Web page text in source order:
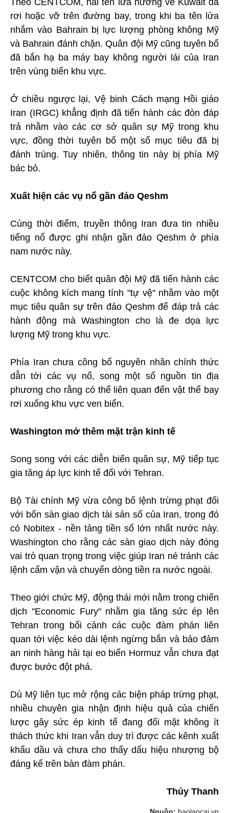
rơi hoặc vỡ trên đường bay, trong khi ba tên lửa
nhắm vào Bahrain bị lực lượng phòng không Mỹ
và Bahrain đánh chặn. Quân đội Mỹ cũng tuyên bố
đã bắn hạ ba máy bay không người lái của Iran
trên vùng biển khu vực.
Ở chiều ngược lại, Vệ binh Cách mạng Hồi giáo
Iran (IRGC) khẳng định đã tiến hành các đòn đáp
trả nhằm vào các cơ sở quân sự Mỹ trong khu
vực, đồng thời tuyên bố một số mục tiêu đã bị
đánh trúng. Tuy nhiên, thông tin này bị phía Mỹ
bác bỏ.
Xuất hiện các vụ nổ gần đảo Qeshm
Cùng thời điểm, truyền thông Iran đưa tin nhiều
tiếng nổ được ghi nhận gần đảo Qeshm ở phía
nam nước này.
CENTCOM cho biết quân đội Mỹ đã tiến hành các
cuộc không kích mang tính "tự vệ" nhằm vào một
mục tiêu quân sự trên đảo Qeshm để đáp trả các
hành động mà Washington cho là đe dọa lực
lượng Mỹ trong khu vực.
Phía Iran chưa công bố nguyên nhân chính thức
dẫn tới các vụ nổ, song một số nguồn tin địa
phương cho rằng có thể liên quan đến vật thể bay
rơi xuống khu vực ven biển.
Washington mở thêm mặt trận kinh tế
Song song với các diễn biến quân sự, Mỹ tiếp tục
gia tăng áp lực kinh tế đối với Tehran.
Bộ Tài chính Mỹ vừa công bố lệnh trừng phạt đối
với bốn sàn giao dịch tài sản số của Iran, trong đó
có Nobitex - nền tảng tiền số lớn nhất nước này.
Washington cho rằng các sàn giao dịch này đóng
vai trò quan trọng trong việc giúp Iran né tránh các
lệnh cấm vận và chuyển dòng tiền ra nước ngoài.
Theo giới chức Mỹ, động thái mới nằm trong chiến
dịch "Economic Fury" nhằm gia tăng sức ép lên
Tehran trong bối cảnh các cuộc đàm phán liên
quan tới việc kéo dài lệnh ngừng bắn và bảo đảm
an ninh hàng hải tại eo biển Hormuz vẫn chưa đạt
được bước đột phá.
Dù Mỹ liên tục mở rộng các biện pháp trừng phạt,
nhiều chuyên gia nhận định hiệu quả của chiến
lược gây sức ép kinh tế đang đối mặt không ít
thách thức khi Iran vẫn duy trì được các kênh xuất
khẩu dầu và chưa cho thấy dấu hiệu nhượng bộ
đáng kể trên bàn đàm phán.
Thủy Thanh
Nguồn: baolaocai.vn